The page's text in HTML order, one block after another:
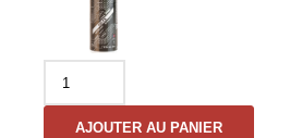
quantité
Aérosol
AJOUTER AU PANIER